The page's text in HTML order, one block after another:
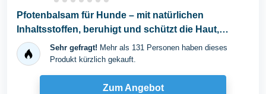
Pfotenbalsam für Hunde – mit natürlichen
Inhaltsstoffen, beruhigt und schützt die Haut,
stärkt...
Sehr gefragt! Mehr als 131 Personen haben dieses
Produkt kürzlich gekauft.
Zum Angebot